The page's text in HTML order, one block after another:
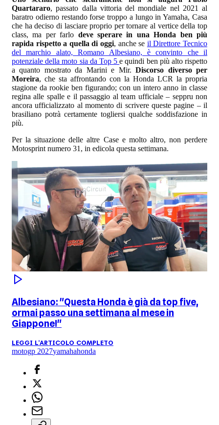
Quartararo, passato dalla vittoria del mondiale nel 2021 al
baratro odierno restando forse troppo a lungo in Yamaha, Casa
che ha deciso di lasciare proprio per tornare al vertice della top
class, ma per farlo deve sperare in una Honda ben più
rapida rispetto a quella di oggi, anche se il Direttore Tecnico
del marchio alato, Romano Albesiano, è convinto che il
potenziale della moto sia da Top 5e quindi ben più alto rispetto
a quanto mostrato da Marini e Mir.Discorso diverso per
Moreira, che sta affrontando con la Honda LCR la propria
stagione da rookie ben figurando; con un intero anno in classe
regina alle spalle e il passaggio al team ufficiale – seppru non
ancora ufficializzato al momento di scrivere queste pagine – il
brasiliano potrà certamente togliersi qualche soddisfazione in
più.
Per la situazione delle altre Case e molto altro, non perdere
Motosprint numero 31, in edicola questa settimana.
Albesiano: "Questa Honda è già da top five,
ormai passo una settimana al mese in
Giappone!"
LEGGI L'ARTICOLO COMPLETO
motogp 2027yamahahonda